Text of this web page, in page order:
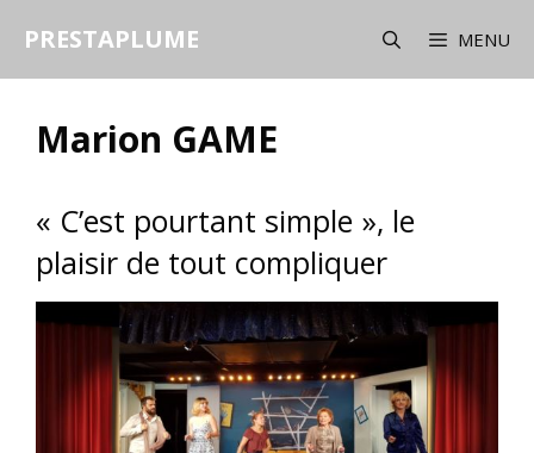
PRESTAPLUME MENU
Marion GAME
« C’est pourtant simple », le
plaisir de tout compliquer